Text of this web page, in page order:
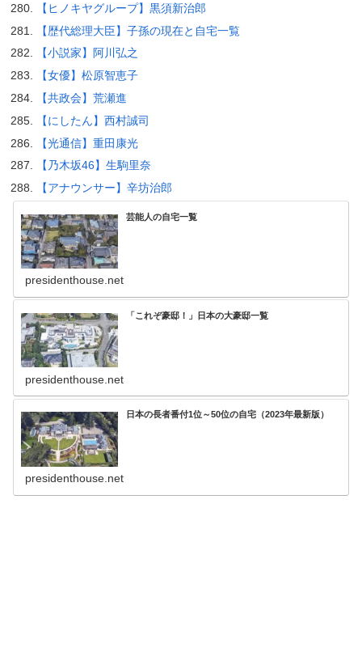
【ヒノキヤグループ】黒須新治郎
【歴代総理大臣】子孫の現在と自宅一覧
【小説家】阿川弘之
【女優】松原智恵子
【共政会】荒瀬進
【にしたん】西村誠司
【光通信】重田康光
【乃木坂46】生駒里奈
【アナウンサー】辛坊治郎
芸能人の自宅一覧
presidenthouse.net
「これぞ豪邸！」日本の大豪邸一覧
presidenthouse.net
日本の長者番付1位～50位の自宅（2023年最新版）
presidenthouse.net